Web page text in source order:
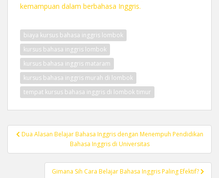
kemampuan dalam berbahasa Inggris.
biaya kursus bahasa inggris lombok
kursus bahasa inggris lombok
kursus bahasa inggris mataram
kursus bahasa inggris murah di lombok
tempat kursus bahasa inggris di lombok timur
Post
navigation
Dua Alasan Belajar Bahasa Inggris dengan Menempuh Pendidikan
Bahasa Inggris di Universitas
Gimana Sih Cara Belajar Bahasa Inggris Paling Efektif?